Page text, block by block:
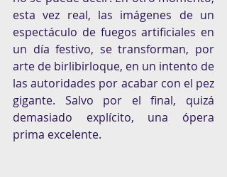
esta vez real, las imágenes de un
espectáculo de fuegos artificiales en
un día festivo, se transforman, por
arte de birlibirloque, en un intento de
las autoridades por acabar con el pez
gigante. Salvo por el final, quizá
demasiado explícito, una ópera
prima excelente.